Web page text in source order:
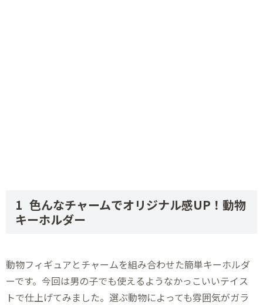
色んなチャームでオリジナル感UP！動物
キーホルダー
動物フィギュアとチャームを組み合わせた簡単キーホルダ
ーです。今回は男の子でも使えるようなかっこいいテイス
トで仕上げてみました。選ぶ動物によっても雰囲気がガラ